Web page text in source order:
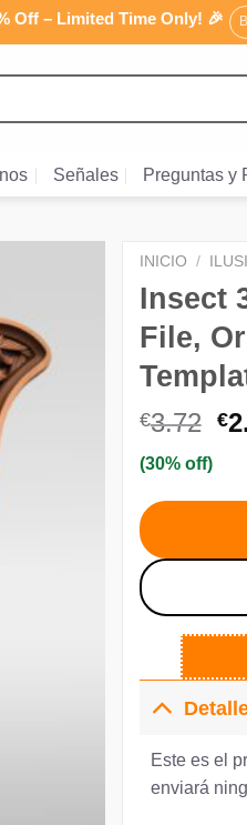
Off – Limited Time Only! 🎉
Señales Preguntas y
INICIO /
Insect
File,
€3.72 El
€
(30% off)
Este es el
enviará